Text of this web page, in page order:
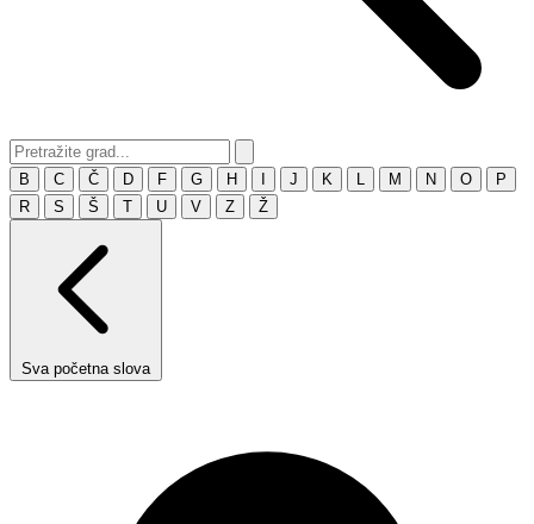
B C Č D F G H J K M N O
P
R
S Š T U V Z Ž
Sva početna slova